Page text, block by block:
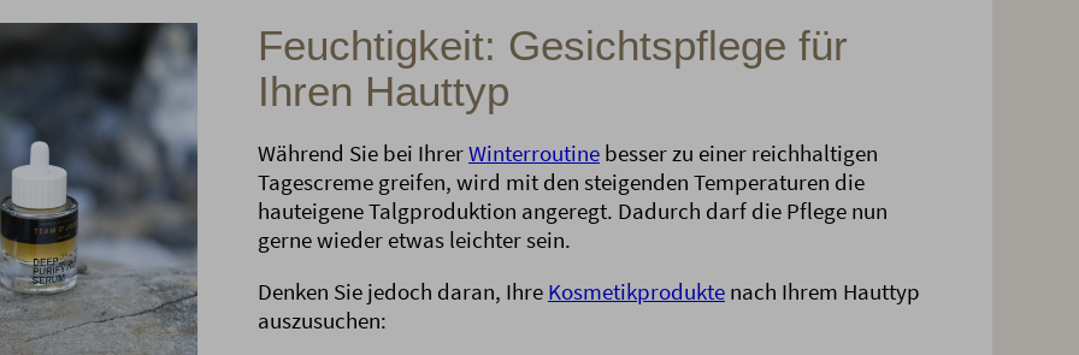
Feuchtigkeit: Gesichtspflege für
Ihren Hauttyp
Während Sie bei IhrerWinterroutine besser zu einer reichhaltigen
Tagescreme greifen, wird mit den steigenden Temperaturen die
hauteigene Talgproduktion angeregt. Dadurch darf die Pflege nun
gerne wieder etwas leichter sein.
Denken Sie jedoch daran, Ihre Kosmetikprodukte nach Ihrem Hauttyp
auszusuchen: